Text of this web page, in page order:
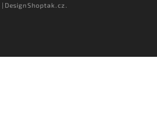
| DesignShoptak.cz.